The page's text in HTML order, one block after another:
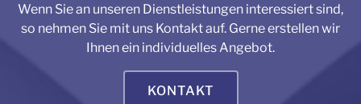
Wenn Sie an unseren Dienstleistungen interessiert sind,
so nehmen Sie mit uns Kontakt auf. Gerne erstellen wir
Ihnen ein individuelles Angebot.
KONTAKT